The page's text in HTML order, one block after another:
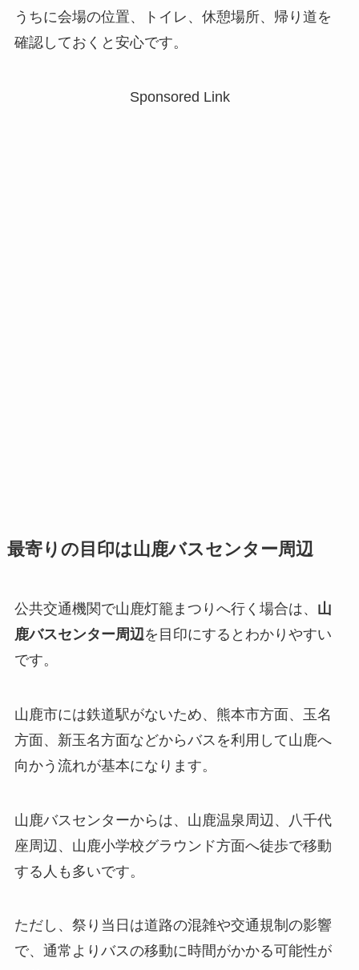
うちに会場の位置、トイレ、休憩場所、帰り道を
確認しておくと安心です。
Sponsored Link
最寄りの目印は山鹿バスセンター周辺
公共交通機関で山鹿灯籠まつりへ行く場合は、 山
鹿バスセンター周辺を目印にするとわかりやすい
です。
山鹿市には鉄道駅がないため、熊本市方面、玉名
方面、新玉名方面などからバスを利用して山鹿へ
向かう流れが基本になります。
山鹿バスセンターからは、山鹿温泉周辺、八千代
座周辺、山鹿小学校グラウンド方面へ徒歩で移動
する人も多いです。
ただし、祭り当日は道路の混雑や交通規制の影響
で、通常よりバスの移動に時間がかかる可能性が